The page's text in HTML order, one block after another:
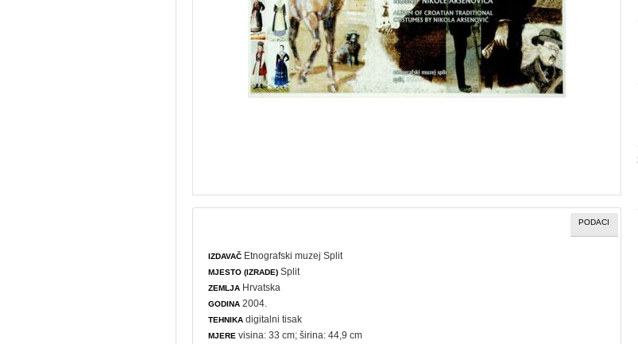
PODACI
IZDAVAČ Etnografski muzej Split
MJESTO (IZRADE) Split
ZEMLJA Hrvatska
GODINA 2004.
TEHNIKA digitalni tisak
MJERE visina: 33 cm; širina: 44,9 cm